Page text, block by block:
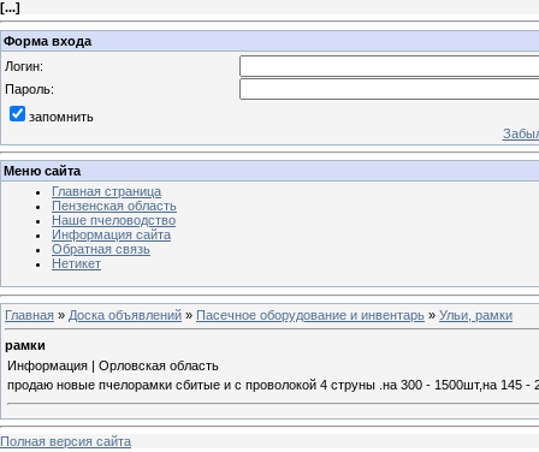
[...]
Форма входа
Логин:
Пароль:
запомнить
Меню сайта
Главная страница
Пензенская область
Наше пчеловодство
Информация сайта
Обратная связь
Нетикет
Главная » Доска объявлений » Пасечное оборудование и инвентарь » Ульи, рамки
рамки
Информация | Орловская область
продаю новые пчелорамки сбитые и с проволокой 4 струны .на 300 - 1500шт,на 145 -
Полная версия сайта